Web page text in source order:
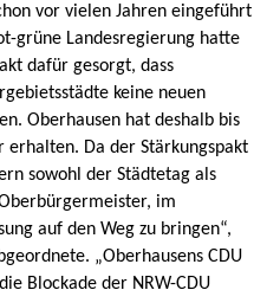
vor vielen Jahren eingeführt
grüne Landesregierung hatte
dafür gesorgt, dass
keine neuen
Oberhausen hat deshalb bis
erhalten. Da der Stärkungspakt
sowohl der Städtetag als
im
auf den Weg zu bringen“,
„Oberhausens CDU
Blockade der NRW-CDU